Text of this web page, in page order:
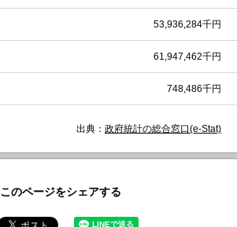
53,936,284千円
61,947,462千円
748,486千円
出典： 政府統計の総合窓口(e-Stat)
このページをシェアする